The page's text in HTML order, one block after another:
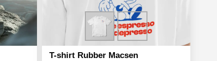
T-shirt Rubber Macsen